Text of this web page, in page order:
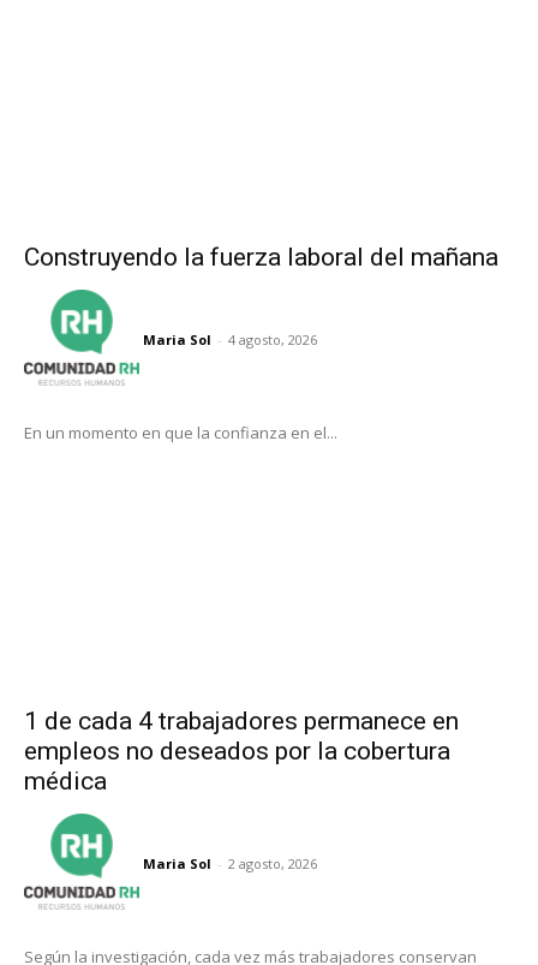
Construyendo la fuerza laboral del mañana
Maria Sol - 4 agosto, 2026
En un momento en que la confianza en el...
1 de cada 4 trabajadores permanece en
empleos no deseados por la cobertura
médica
Maria Sol - 2 agosto, 2026
Según la investigación, cada vez más trabajadores conservan